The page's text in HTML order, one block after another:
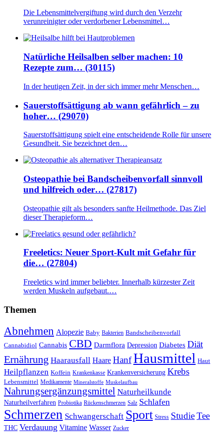
Die Lebensmittelvergiftung wird durch den Verzehr
verunreinigter oder verdorbener Lebensmittel…
Natürliche Heilsalben selber machen: 10
Rezepte zum… (30115)
In der heutigen Zeit, in der sich immer mehr Menschen…
Sauerstoffsättigung ab wann gefährlich – zu
hoher… (29070)
Sauerstoffsättigung spielt eine entscheidende Rolle für unsere
Gesundheit. Sie bezeichnet den…
Osteopathie bei Bandscheibenvorfall sinnvoll
und hilfreich oder… (27817)
Osteopathie gilt als besonders sanfte Heilmethode. Das Ziel
dieser Therapieform…
Freeletics: Neuer Sport-Kult mit Gefahr für
die… (27804)
Freeletics wird immer beliebter. Innerhalb kürzester Zeit
werden Muskeln aufgebaut.…
Themen
Abnehmen Alopezie Baby Bakterien Bandscheibenvorfall
Cannabidiol Cannabis CBD Darmflora Depression Diabetes Diät
Ernährung Haarausfall Haare HanfHausmittel Haut
Heilpflanzen Koffein Krankenkasse Krankenversicherung Krebs
Lebensmittel Medikamente Mineralstoffe Muskelaufbau
Nahrungsergänzungsmittel Naturheilkunde
Naturheilverfahren Probiotika Rückenschmerzen Salz Schlafen
Schmerzen Schwangerschaft Sport Stress StudieTee
THC Verdauung Vitamine Wasser Zucker